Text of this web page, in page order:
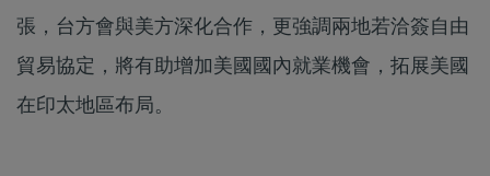
張，台方會與美方深化合作，更強調兩地若洽簽自由
貿易協定，將有助增加美國國內就業機會，拓展美國
在印太地區布局。